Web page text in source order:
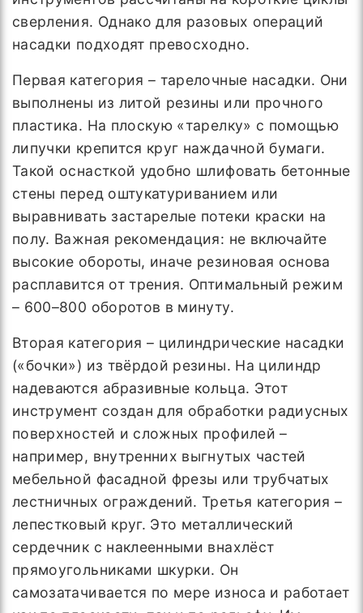
сверления. Однако для разовых операций
насадки подходят превосходно.
Первая категория – тарелочные насадки. Они
выполнены из литой резины или прочного
пластика. На плоскую «тарелку» с помощью
липучки крепится круг наждачной бумаги.
Такой оснасткой удобно шлифовать бетонные
стены перед оштукатуриванием или
выравнивать застарелые потеки краски на
полу. Важная рекомендация: не включайте
высокие обороты, иначе резиновая основа
расплавится от трения. Оптимальный режим
– 600–800 оборотов в минуту.
Вторая категория – цилиндрические насадки
(«бочки») из твёрдой резины. На цилиндр
надеваются абразивные кольца. Этот
инструмент создан для обработки радиусных
поверхностей и сложных профилей –
например, внутренних выгнутых частей
мебельной фасадной фрезы или трубчатых
лестничных ограждений. Третья категория –
лепестковый круг. Это металлический
сердечник с наклеенными внахлёст
прямоугольниками шкурки. Он
самозатачивается по мере износа и работает